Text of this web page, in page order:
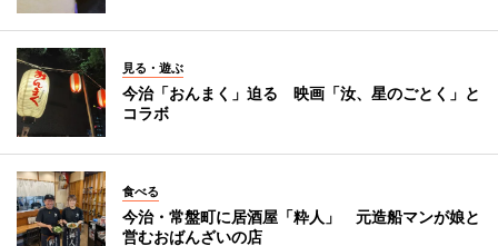
見る・遊ぶ
今治「おんまく」迫る 映画「汝、星のごとく」と
コラボ
食べる
今治・常盤町に居酒屋「粋人」 元造船マンが娘と
営むおばんざいの店